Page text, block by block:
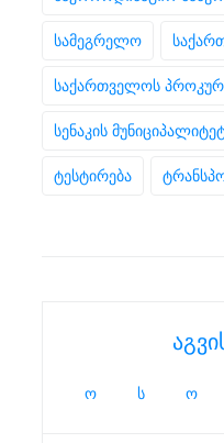
სამეგრელო
საქართველოს
სენაკის
ტესტირება
ო ს ო